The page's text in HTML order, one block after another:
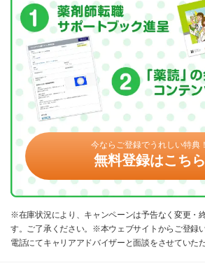
今ならご登録でうれしい特典！
無料登録はこちら
※在庫状況により、キャンペーンは予告なく変更・
す。ご了承ください。※本ウェブサイトからご登録
電話にてキャリアアドバイザーと面談をさせていた